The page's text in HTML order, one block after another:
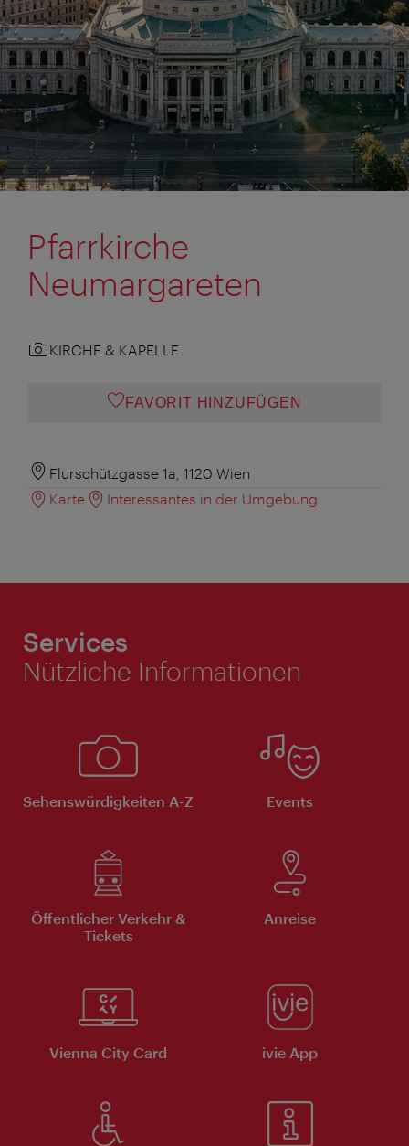
Pfarrkirche
Neumargareten
KIRCHE & KAPELLE
FAVORIT HINZUFÜGEN
Flurschützgasse 1a, 1120 Wien
Karte
Interessantes in der Umgebung
Services
Nützliche Informationen
Sehenswürdigkeiten A-Z Events
Öffentlicher Verkehr &
Tickets
Anreise
Vienna City Card ivie App